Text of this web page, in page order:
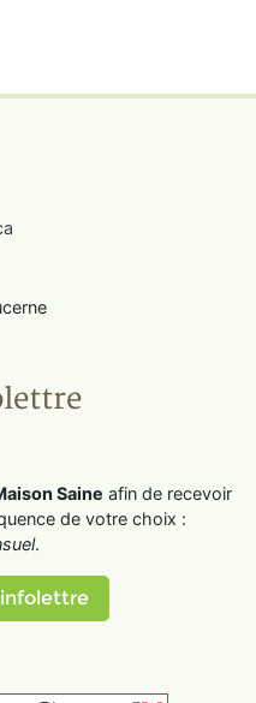
Saine afin de recevoir
de votre choix :
.